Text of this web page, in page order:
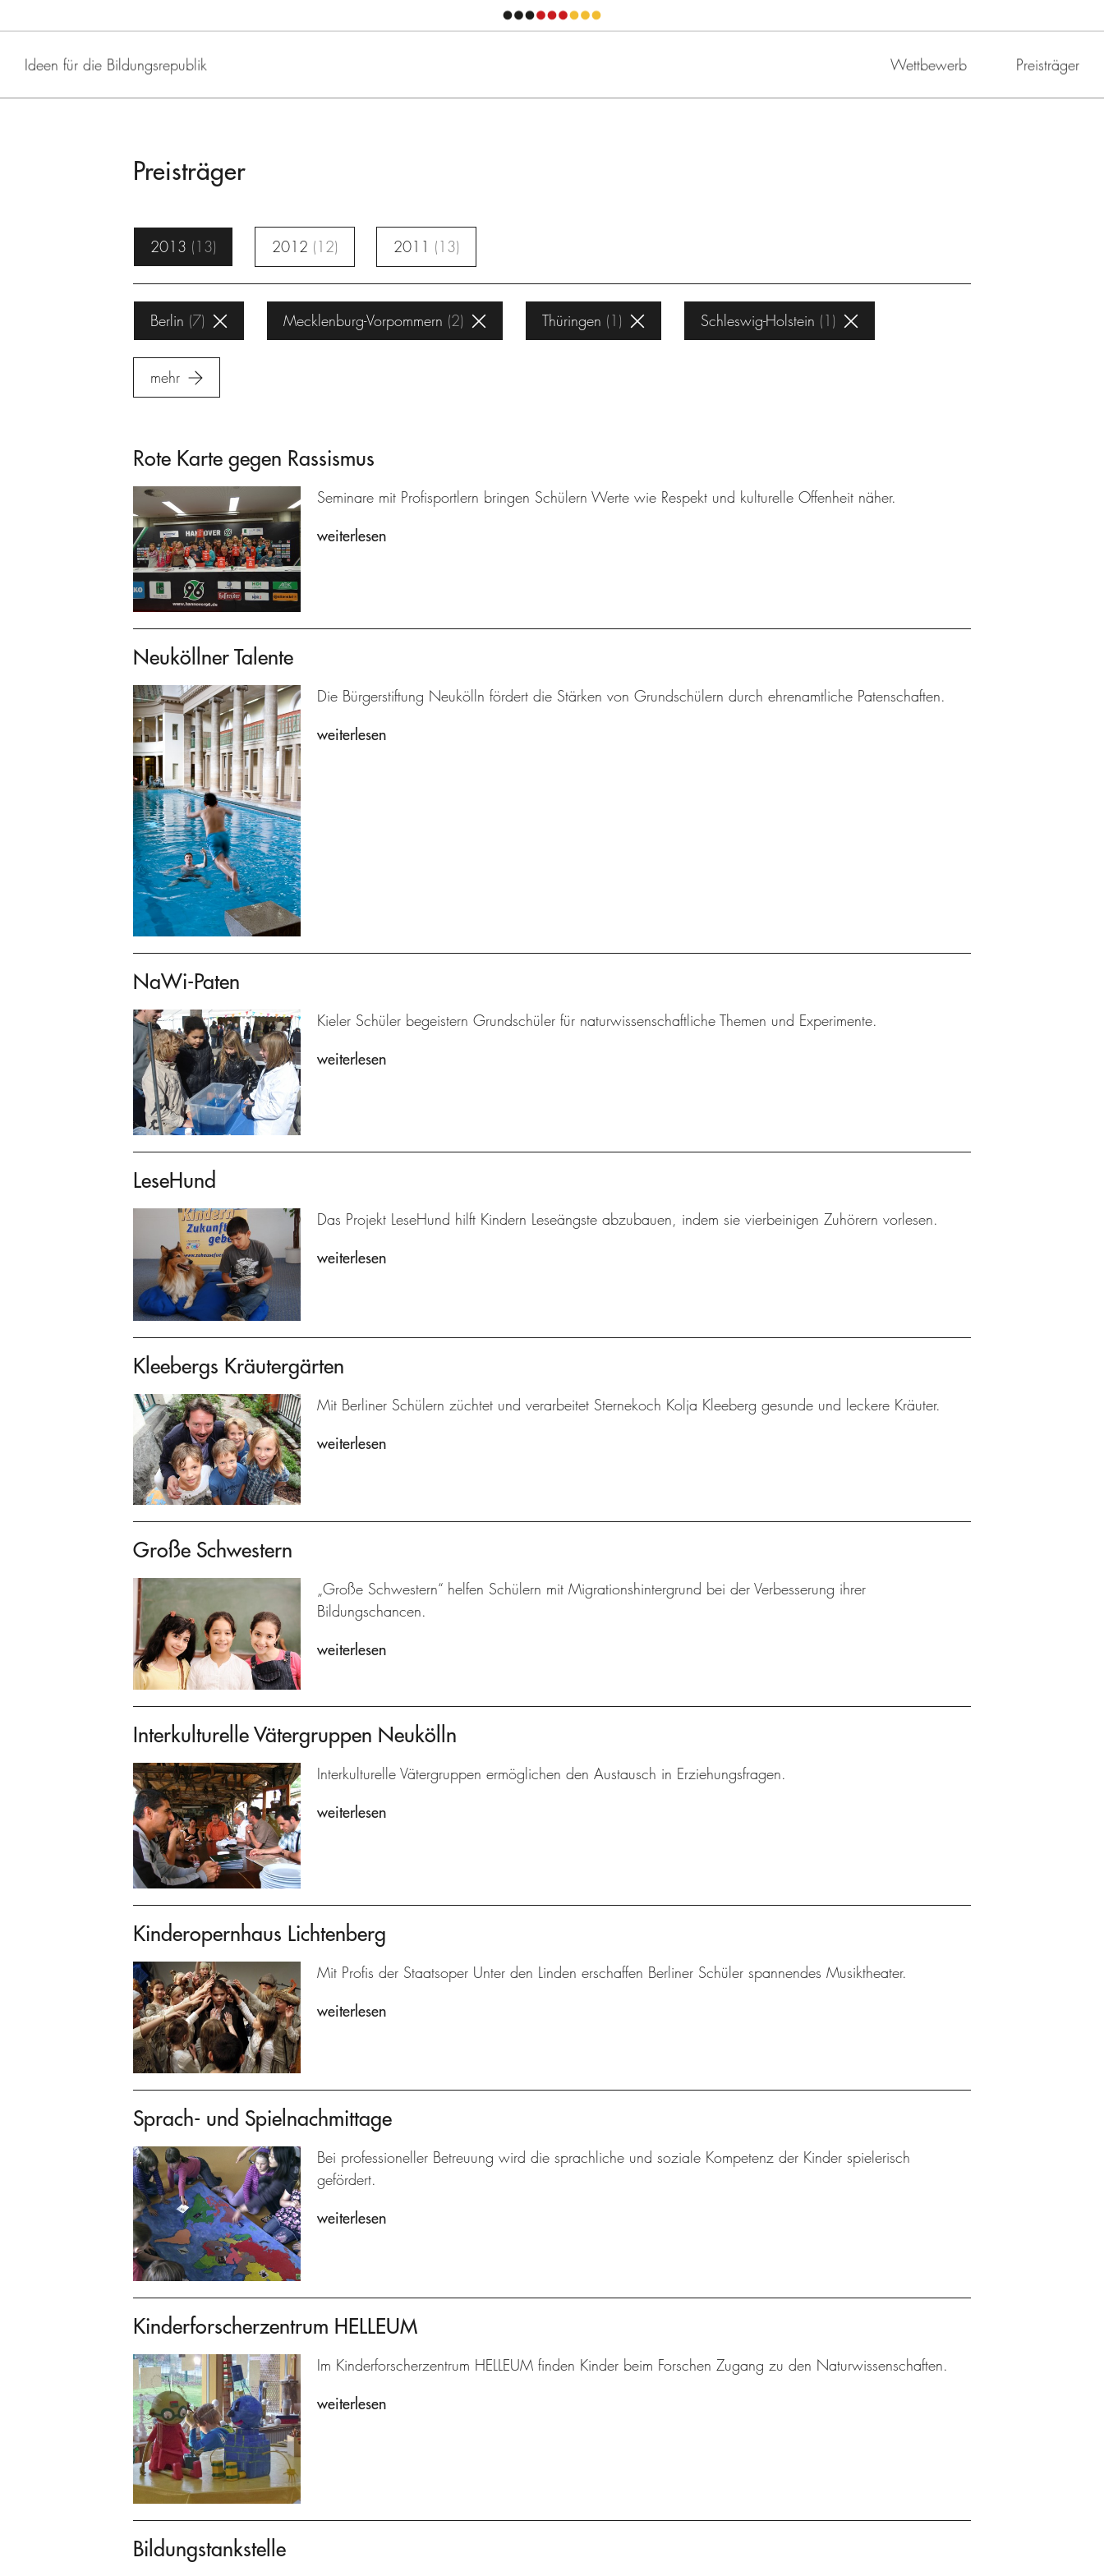
Ideen für die Bildungsrepublik Wettbewerb Preisträger
Preisträger
2013 13 2012 12 2011 13
Berlin 7 Mecklenburg-Vorpommern 2 Thüringen 1 Schleswig-Holstein 1
mehr
Rote Karte gegen Rassismus
Seminare mit Profisportlern bringen Schülern Werte wie Respekt und kulturelle Offenheit näher.
weiterlesen
Neuköllner Talente
Die Bürgerstiftung Neukölln fördert die Stärken von Grundschülern durch ehrenamtliche Patenschaften.
weiterlesen
NaWi-Paten
Kieler Schüler begeistern Grundschüler für naturwissenschaftliche Themen und Experimente.
weiterlesen
LeseHund
Das Projekt LeseHund hilft Kindern Leseängste abzubauen, indem sie vierbeinigen Zuhörern vorlesen.
weiterlesen
Kleebergs Kräutergärten
Mit Berliner Schülern züchtet und verarbeitet Sternekoch Kolja Kleeberg gesunde und leckere Kräuter.
weiterlesen
Große Schwestern
„Große Schwestern“ helfen Schülern mit Migrationshintergrund bei der Verbesserung ihrer
Bildungschancen.
weiterlesen
Interkulturelle Vätergruppen Neukölln
Interkulturelle Vätergruppen ermöglichen den Austausch in Erziehungsfragen.
weiterlesen
Kinderopernhaus Lichtenberg
Mit Profis der Staatsoper Unter den Linden erschaffen Berliner Schüler spannendes Musiktheater.
weiterlesen
Sprach- und Spielnachmittage
Bei professioneller Betreuung wird die sprachliche und soziale Kompetenz der Kinder spielerisch
gefördert.
weiterlesen
Kinderforscherzentrum HELLEUM
Im Kinderforscherzentrum HELLEUM finden Kinder beim Forschen Zugang zu den Naturwissenschaften.
weiterlesen
Bildungstankstelle